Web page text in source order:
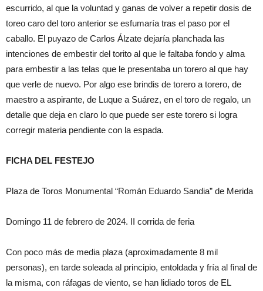
escurrido, al que la voluntad y ganas de volver a repetir dosis de
toreo caro del toro anterior se esfumaría tras el paso por el
caballo. El puyazo de Carlos Álzate dejaría planchada las
intenciones de embestir del torito al que le faltaba fondo y alma
para embestir a las telas que le presentaba un torero al que hay
que verle de nuevo. Por algo ese brindis de torero a torero, de
maestro a aspirante, de Luque a Suárez, en el toro de regalo, un
detalle que deja en claro lo que puede ser este torero si logra
corregir materia pendiente con la espada.
FICHA DEL FESTEJO
Plaza de Toros Monumental “Román Eduardo Sandia” de Merida
Domingo 11 de febrero de 2024. II corrida de feria
Con poco más de media plaza (aproximadamente 8 mil
personas), en tarde soleada al principio, entoldada y fría al final de
la misma, con ráfagas de viento, se han lidiado toros de EL